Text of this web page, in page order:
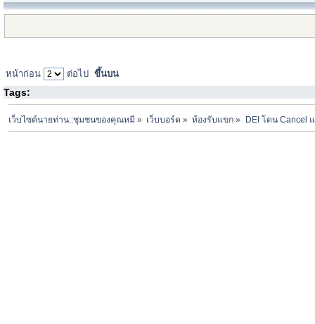
หน้าก่อน ต่อไป ขึ้นบน
Tags:
เว็บไซต์นายท่าน::ชุมชนของคุณหมี » เว็บบอร์ด » ห้องรับแขก » DEI โดน Cancel